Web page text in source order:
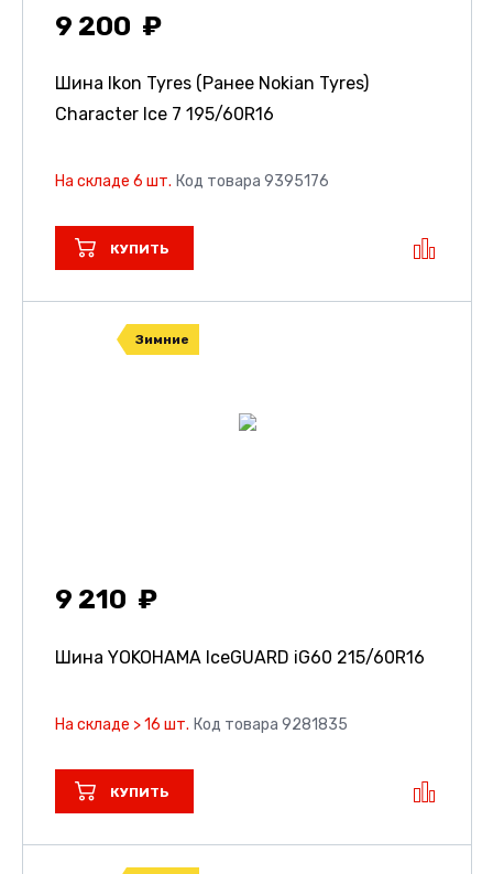
9 200
Шина Ikon Tyres (Ранее Nokian Tyres)
Character Ice 7 195/60R16
На складе 6 шт. Код товара 9395176
КУПИТЬ
Зимние
9 210
Шина YOKOHAMA IceGUARD iG60 215/60R16
На складе > 16 шт. Код товара 9281835
КУПИТЬ